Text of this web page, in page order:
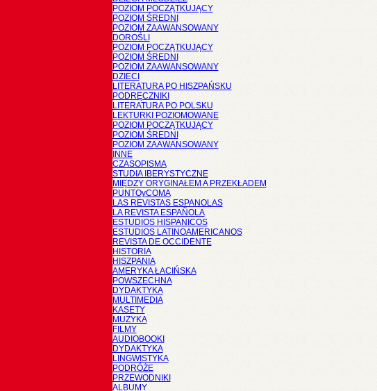
POZIOM POCZĄTKUJĄCY
POZIOM ŚREDNI
POZIOM ZAAWANSOWANY
DOROŚLI
POZIOM POCZĄTKUJĄCY
POZIOM ŚREDNI
POZIOM ZAAWANSOWANY
DZIECI
LITERATURA PO HISZPAŃSKU
PODRĘCZNIKI
LITERATURA PO POLSKU
LEKTURKI POZIOMOWANE
POZIOM POCZĄTKUJĄCY
POZIOM ŚREDNI
POZIOM ZAAWANSOWANY
INNE
CZASOPISMA
STUDIA IBERYSTYCZNE
MIĘDZY ORYGINAŁEM A PRZEKŁADEM
PUNTOyCOMA
LAS REVISTAS ESPANOLAS
LA REVISTA ESPAÑOLA
ESTUDIOS HISPANICOS
ESTUDIOS LATINOAMERICANOS
REVISTA DE OCCIDENTE
HISTORIA
HISZPANIA
AMERYKA ŁACIŃSKA
POWSZECHNA
DYDAKTYKA
MULTIMEDIA
KASETY
MUZYKA
FILMY
AUDIOBOOKI
DYDAKTYKA
LINGWISTYKA
PODRÓŻE
PRZEWODNIKI
ALBUMY